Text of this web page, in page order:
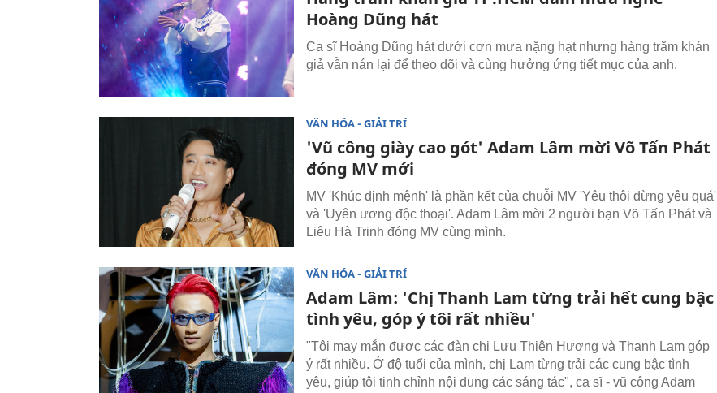
Hoàng Dũng hát
Ca sĩ Hoàng Dũng hát dưới cơn mưa nặng hạt nhưng hàng trăm khán
giả vẫn nán lại để theo dõi và cùng hưởng ứng tiết mục của anh.
VĂN HÓA - GIẢI TRÍ
'Vũ công giày cao gót' Adam Lâm mời Võ Tấn Phát
đóng MV mới
MV 'Khúc định mệnh' là phần kết của chuỗi MV 'Yêu thôi đừng yêu quá'
và 'Uyên ương độc thoại'. Adam Lâm mời 2 người bạn Võ Tấn Phát và
Liêu Hà Trinh đóng MV cùng mình.
VĂN HÓA - GIẢI TRÍ
Adam Lâm: 'Chị Thanh Lam từng trải hết cung bậc
tình yêu, góp ý tôi rất nhiều'
"Tôi may mắn được các đàn chị Lưu Thiên Hương và Thanh Lam góp
ý rất nhiều. Ở độ tuổi của mình, chị Lam từng trải các cung bậc tình
yêu, giúp tôi tinh chỉnh nội dung các sáng tác", ca sĩ - vũ công Adam